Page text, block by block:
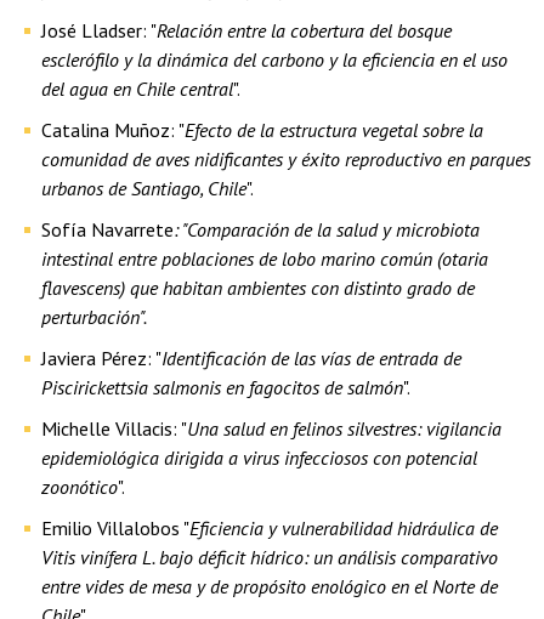
José Lladser: "Relación entre la cobertura del bosque
esclerófilo y la dinámica del carbono y la eficiencia en el uso
del agua en Chile central".
Catalina Muñoz: "Efecto de la estructura vegetal sobre la
comunidad de aves nidificantes y éxito reproductivo en parques
urbanos de Santiago, Chile".
Sofía Navarrete: "Comparación de la salud y microbiota
intestinal entre poblaciones de lobo marino común (otaria
flavescens) que habitan ambientes con distinto grado de
perturbación".
Javiera Pérez: "Identificación de las vías de entrada de
Piscirickettsia salmonis en fagocitos de salmón".
Michelle Villacis: "Una salud en felinos silvestres: vigilancia
epidemiológica dirigida a virus infecciosos con potencial
zoonótico".
Emilio Villalobos "Eficiencia y vulnerabilidad hidráulica de
Vitis vinífera L. bajo déficit hídrico: un análisis comparativo
entre vides de mesa y de propósito enológico en el Norte de